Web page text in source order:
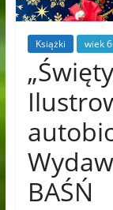
Książki wiek
BAŚŃ